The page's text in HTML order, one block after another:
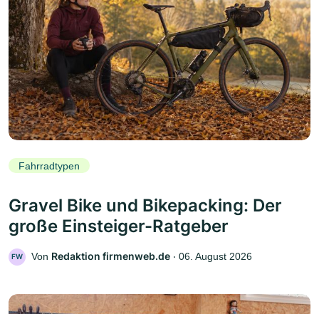
Fahrradtypen
Gravel Bike und Bikepacking: Der
große Einsteiger-Ratgeber
FW Von Redaktion firmenweb.de ‧ 06. August 2026